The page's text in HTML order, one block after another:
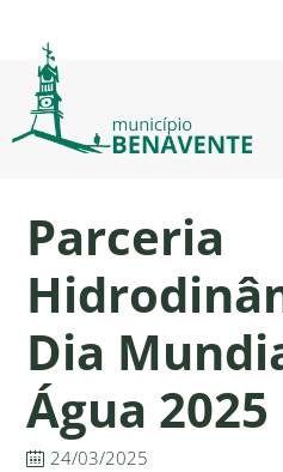
Parceria
Dia
Água 2025
24/03/2025